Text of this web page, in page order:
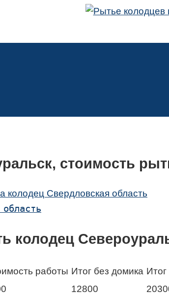
стоимость
колодец Свердловская область
колодец
работы Итог без домика
12800